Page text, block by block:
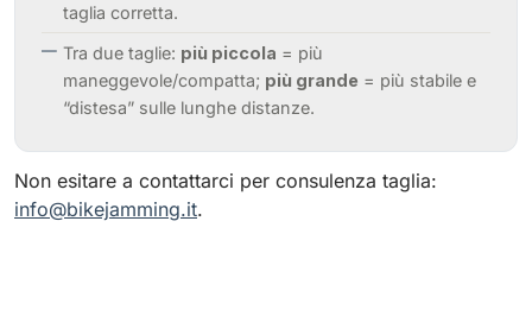
taglia corretta.
Tra due taglie: più piccola = più
maneggevole/compatta; più grande = più stabile e
“distesa” sulle lunghe distanze.
Non esitare a contattarci per consulenza taglia:
info@bikejamming.it.